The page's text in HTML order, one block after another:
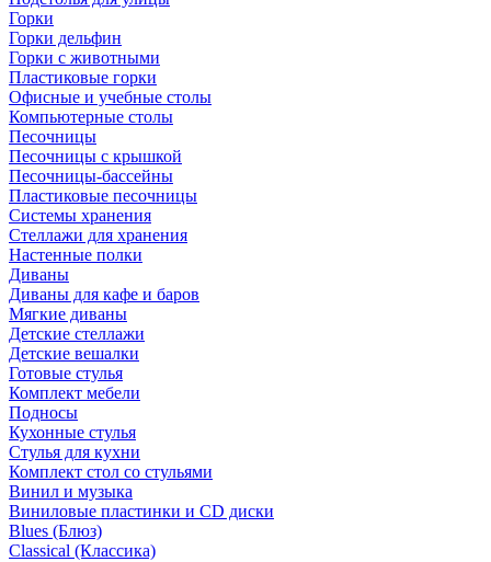
Горки
Горки дельфин
Горки с животными
Пластиковые горки
Офисные и учебные столы
Компьютерные столы
Песочницы
Песочницы с крышкой
Песочницы-бассейны
Пластиковые песочницы
Системы хранения
Стеллажи для хранения
Настенные полки
Диваны
Диваны для кафе и баров
Мягкие диваны
Детские стеллажи
Детские вешалки
Готовые стулья
Комплект мебели
Подносы
Кухонные стулья
Стулья для кухни
Комплект стол со стульями
Винил и музыка
Виниловые пластинки и CD диски
Blues (Блюз)
Classical (Классика)